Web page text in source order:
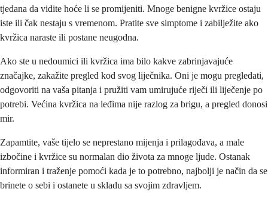
tjedana da vidite hoće li se promijeniti. Mnoge benigne kvržice ostaju
iste ili čak nestaju s vremenom. Pratite sve simptome i zabilježite ako
kvržica naraste ili postane neugodna.
Ako ste u nedoumici ili kvržica ima bilo kakve zabrinjavajuće
značajke, zakažite pregled kod svog liječnika. Oni je mogu pregledati,
odgovoriti na vaša pitanja i pružiti vam umirujuće riječi ili liječenje po
potrebi. Većina kvržica na leđima nije razlog za brigu, a pregled donosi
mir.
Zapamtite, vaše tijelo se neprestano mijenja i prilagođava, a male
izbočine i kvržice su normalan dio života za mnoge ljude. Ostanak
informiran i traženje pomoći kada je to potrebno, najbolji je način da se
brinete o sebi i ostanete u skladu sa svojim zdravljem.